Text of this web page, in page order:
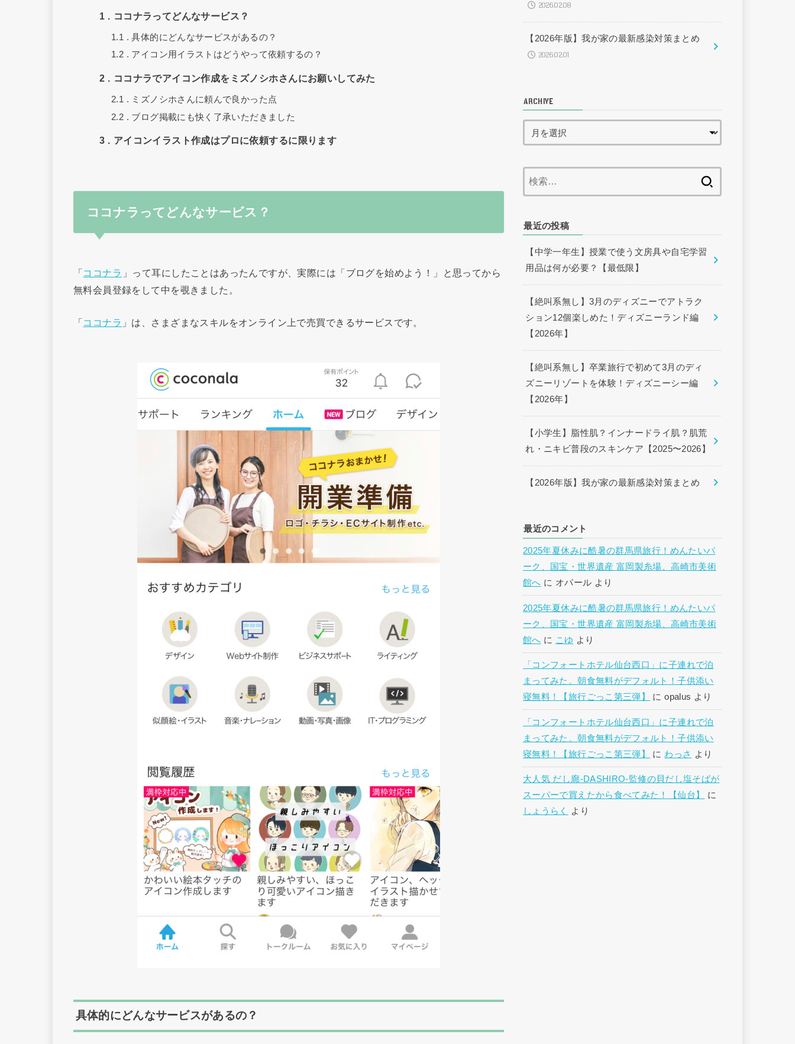
1 ココナラってどんなサービス？
1.1
具体的にどんなサービスがあるの？
1.2
アイコン用イラストはどうやって依頼するの？
2 ココナラでアイコン作成をミズノシホさんにお願いしてみた
2.1
ミズノシホさんに頼んで良かった点
2.2
ブログ掲載にも快く了承いただきました
3 アイコンイラスト作成はプロに依頼するに限ります
ココナラってどんなサービス？
「ココナラ 」って耳にしたことはあったんですが、実際には「ブログを始めよう！」と思ってから
無料会員登録をして中を覗きました。
「 ココナラ 」は、さまざまなスキルをオンライン上で売買できるサービスです。
具体的にどんなサービスがあるの？
2026.02.08
【2026年版】我が家の最新感染対策まとめ
2026.02.01
ARCHIVE
最近の投稿
【中学一年生】授業で使う文房具や自宅学習
用品は何が必要？【最低限】
【絶叫系無し】3月のディズニーでアトラク
ション12個楽しめた！ディズニーランド編
【2026年】
【絶叫系無し】卒業旅行で初めて3月のディ
ズニーリゾートを体験！ディズニーシー編
【2026年】
【小学生】脂性肌？インナードライ肌？肌荒
れ・ニキビ普段のスキンケア【2025〜2026】
【2026年版】我が家の最新感染対策まとめ
最近のコメント
2025年夏休みに酷暑の群馬県旅行！めんたいパ
ーク、国宝・世界遺産 富岡製糸場、高崎市美術
館へ に オパール より
2025年夏休みに酷暑の群馬県旅行！めんたいパ
ーク、国宝・世界遺産 富岡製糸場、高崎市美術
館へ に こゆ より
「コンフォートホテル仙台西口」に子連れで泊
まってみた。朝食無料がデフォルト！子供添い
寝無料！【旅行ごっこ第三弾】
にopalus より
「コンフォートホテル仙台西口」に子連れで泊
まってみた。朝食無料がデフォルト！子供添い
寝無料！【旅行ごっこ第三弾】
に わっさ より
大人気 だし廊-DASHIRO-監修の貝だし塩そばが
スーパーで買えたから食べてみた！【仙台】
に
しょうらく
より